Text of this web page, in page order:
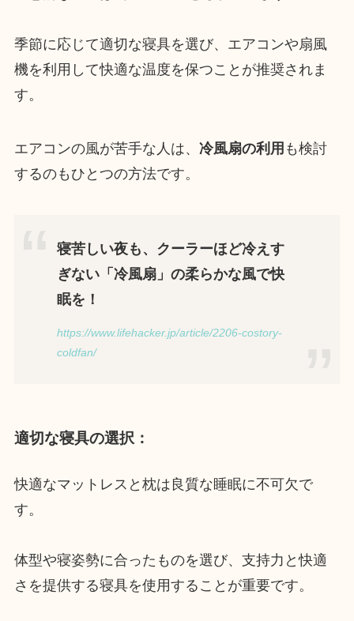
季節に応じて適切な寝具を選び、エアコンや扇風
機を利用して快適な温度を保つことが推奨されま
す。
エアコンの風が苦手な人は、 冷風扇の利用 も検討
するのもひとつの方法です。
寝苦しい夜も、クーラーほど冷えす
ぎない「冷風扇」の柔らかな風で快
眠を！
https://www.lifehacker.jp/article/2206-costory-
coldfan/
適切な寝具の選択：
快適なマットレスと枕は良質な睡眠に不可欠で
す。
体型や寝姿勢に合ったものを選び、支持力と快適
さを提供する寝具を使用することが重要です。